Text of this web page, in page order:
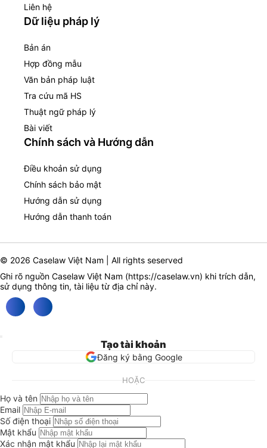
Liên hệ
Dữ liệu pháp lý
Bản án
Hợp đồng mẫu
Văn bản pháp luật
Tra cứu mã HS
Thuật ngữ pháp lý
Bài viết
Chính sách và Hướng dẫn
Điều khoản sử dụng
Chính sách bảo mật
Hướng dẫn sử dụng
Hướng dẫn thanh toán
© 2026 Caselaw Việt Nam | All rights seserved
Ghi rõ nguồn Caselaw Việt Nam (https://caselaw.vn) khi trích dẫn,
sử dụng thông tin, tài liệu từ địa chỉ này.
Tạo tài khoản
Đăng ký bằng Google
HOẶC
Họ và tên
Email
Số điện thoại
Mật khẩu
Xác nhận mật khẩu